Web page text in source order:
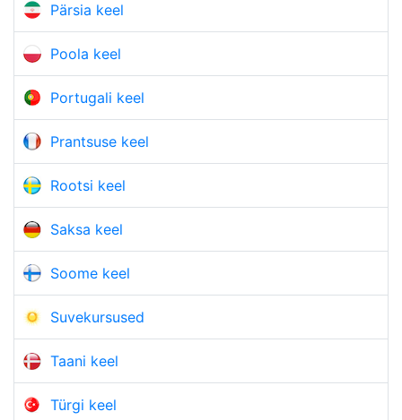
Pärsia keel
Poola keel
Portugali keel
Prantsuse keel
Rootsi keel
Saksa keel
Soome keel
Suvekursused
Taani keel
Türgi keel